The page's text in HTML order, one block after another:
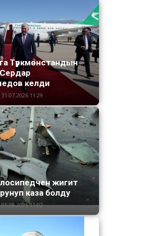
Түркмөнстандын
келди
31.07.2026 11:29
жигит
каза болду
05.08.2026 11:02